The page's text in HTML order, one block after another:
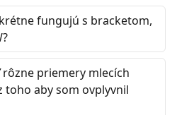
fungujú s bracketom,
priemery mlecích
toho aby som ovplyvnil